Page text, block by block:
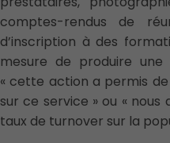
comptes-rendus de
d’inscription à des
mesure de produire une
« cette action a permis de
sur ce service » ou «
taux de turnover sur la